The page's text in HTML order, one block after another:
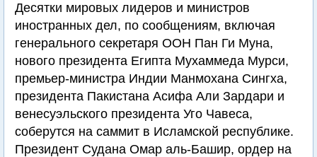
Десятки мировых лидеров и министров
иностранных дел, по сообщениям, включая
генерального секретаря ООН Пан Ги Муна,
нового президента Египта Мухаммеда Мурси,
премьер-министра Индии Манмохана Сингха,
президента Пакистана Асифа Али Зардари и
венесуэльского президента Уго Чавеса,
соберутся на саммит в Исламской республике.
Президент Судана Омар аль-Башир, ордер на